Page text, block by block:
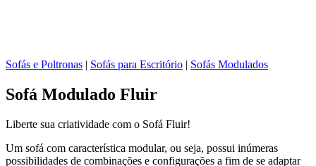
Sofás e Poltronas | Sofás para Escritório | Sofás Modulados
Sofá Modulado Fluir
Liberte sua criatividade com o Sofá Fluir!
Um sofá com característica modular, ou seja, possui inúmeras
possibilidades de combinações e configurações a fim de se adaptar